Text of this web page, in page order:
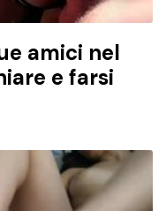
amici nel
e farsi